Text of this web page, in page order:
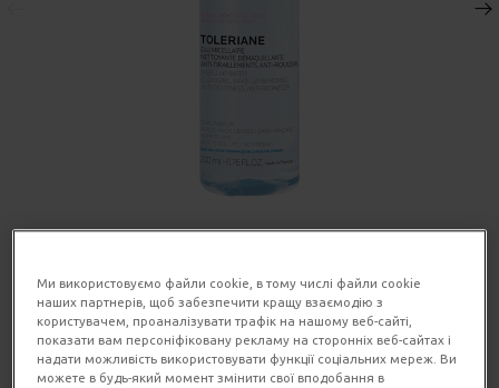
ОБ'ЄМ Volume
200 ml
РЕКОМЕНДАЦІЇ
Ми використовуємо файли cookie, в тому числі файли cookie
наших партнерів, щоб забезпечити кращу взаємодію з
користувачем, проаналізувати трафік на нашому веб-сайті,
показати вам персоніфіковану рекламу на сторонніх веб-сайтах і
надати можливість використовувати функції соціальних мереж. Ви
можете в будь-який момент змінити свої вподобання в